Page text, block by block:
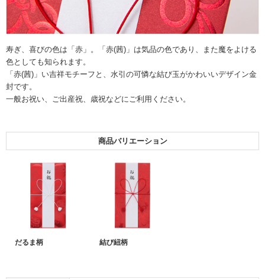
寿ぎ、喜びの色は「赤」。「赤(茜)」は気品の色であり、また魔をよける
色としても知られます。
「赤(茜)」い吉祥モチーフと、水引の可憐な結び玉がかわいいデザイン金
封です。
一般お祝い、ご出産祝、歳祝などにご利用ください。
商品バリエーション
だるま柄 結び紐柄